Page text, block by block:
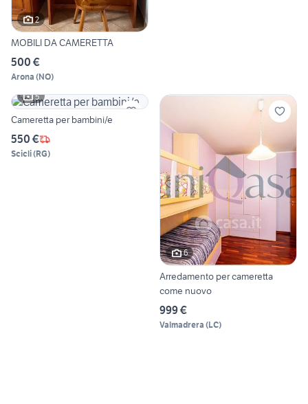
2
MOBILI DA CAMERETTA
500 €
Arona (NO)
5
Cameretta per bambini/e
550 €
Scicli(RG)
6
Arredamento per cameretta
come nuovo
999 €
Valmadrera (LC)